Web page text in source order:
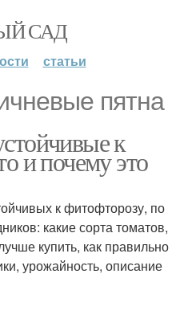
САД
статьи
пятна
к
и почему это
к фитофторозу, по
какие сорта томатов,
купить, как правильно
урожайность, описание